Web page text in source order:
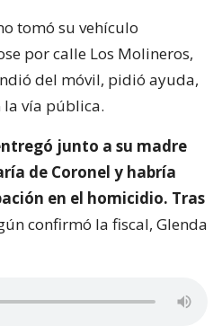
tomó su vehículo
por calle Los Molineros,
del móvil, pidió ayuda,
la vía pública.
junto a su madre
de Coronel y habría
en el homicidio. Tras
confirmó la fiscal, Glenda